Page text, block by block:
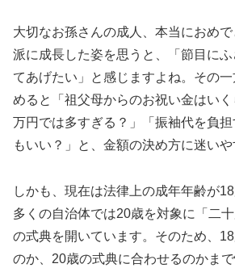
大切なお孫さんの成人、本当におめ
派に成長した姿を思うと、「節目に
てあげたい」と感じますよね。その
めると「祖父母からのお祝い金はい
万円では多すぎる？」「振袖代を負
もいい？」と、金額の決め方に迷いや
しかも、現在は法律上の成年年齢が18
多くの自治体では20歳を対象に「二
の式典を開いています。そのため、
のか、20歳の式典に合わせるのかま